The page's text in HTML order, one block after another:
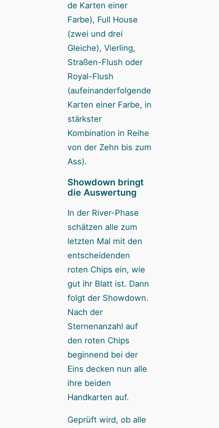
de Karten einer
Farbe), Full House
(zwei und drei
Gleiche), Vierling,
Straßen-Flush oder
Royal-Flush
(aufeinanderfolgende
Karten einer Farbe, in
stärkster
Kombination in Reihe
von der Zehn bis zum
Ass).
Showdown bringt
die Auswertung
In der River-Phase
schätzen alle zum
letzten Mal mit den
entscheidenden
roten Chips ein, wie
gut ihr Blatt ist. Dann
folgt der Showdown.
Nach der
Sternenanzahl auf
den roten Chips
beginnend bei der
Eins decken nun alle
ihre beiden
Handkarten auf.
Geprüft wird, ob alle